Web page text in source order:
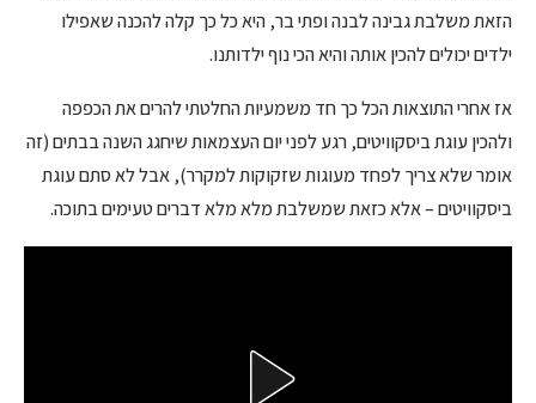
הזאת משלבת גבינה לבנה ופתי בר, היא כל כך קלה להכנה שאפילו
ילדים יכולים להכין אותה והיא הכי נוף ילדותנו.
אז אחרי התוצאות הכל כך חד משמעיות החלטתי להרים את הכפפה
ולהכין עוגת ביסקוויטים, רגע לפני יום העצמאות שיחגג השנה בבתים (זה
אומר שלא צריך לפחד מעוגות שזקוקות למקרר), אבל לא סתם עוגת
ביסקוויטים – אלא כזאת שמשלבת מלא מלא דברים טעימים בתוכה.